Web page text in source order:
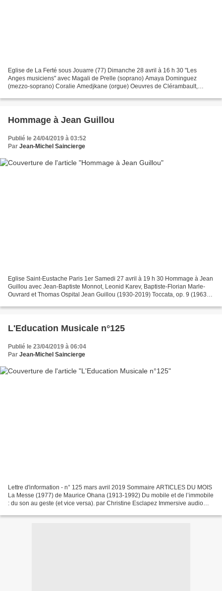
Eglise de La Ferté sous Jouarre (77) Dimanche 28 avril à 16 h 30 "Les
Anges musiciens" avec Magali de Prelle (soprano) Amaya Dominguez
(mezzo-soprano) Coralie Amedjkane (orgue) Oeuvres de Clérambault,
Hommage à Jean Guillou
Publié le 24/04/2019 à 03:52
Par Jean-Michel Saincierge
Eglise Saint-Eustache Paris 1er Samedi 27 avril à 19 h 30 Hommage à Jean
Guillou avec Jean-Baptiste Monnot, Leonid Karev, Baptiste-Florian Marle-
Ouvrard et Thomas Ospital Jean Guillou (1930-2019) Toccata, op. 9 (1963)
L'Education Musicale n°125
Publié le 23/04/2019 à 06:04
Par Jean-Michel Saincierge
Lettre d'information - n° 125 mars avril 2019 Sommaire ARTICLES DU MOIS
La Messe (1977) de Maurice Ohana (1913-1992) Du mobile et de l’immobile
: du son au geste (et vice versa). par Christine Esclapez Immersive audio